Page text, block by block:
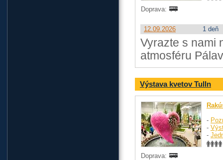
Doprava:
12.09.2026 1 deň
Vyrazte s nami
atmosféru
Výstava kvetov Tulln
-
-
-
Doprava: